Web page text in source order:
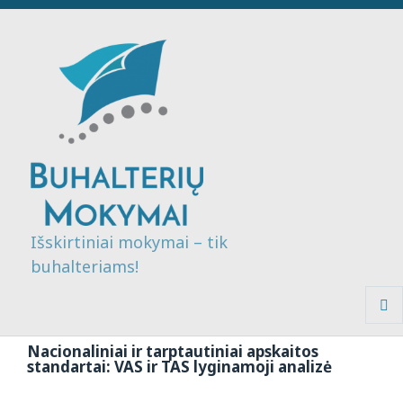
Išskirtiniai mokymai – tik
buhalteriams!
Nacionaliniai ir tarptautiniai apskaitos
standartai: VAS ir TAS lyginamoji analizė